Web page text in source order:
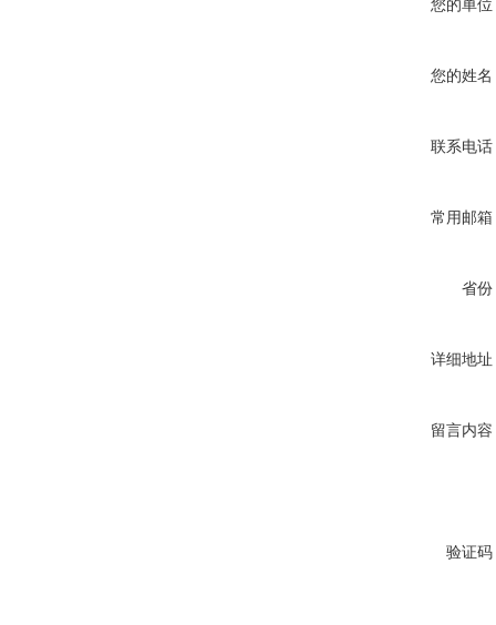
您的单位
您的姓名
联系电话
常用邮箱
省份
详细地址
留言内容
验证码